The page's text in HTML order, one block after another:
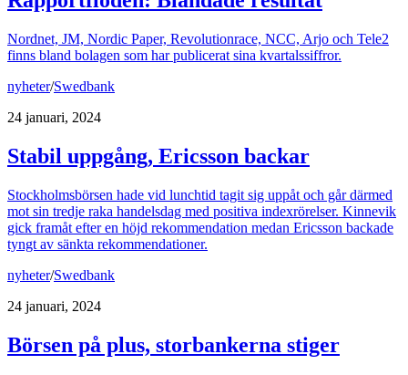
Nordnet, JM, Nordic Paper, Revolutionrace, NCC, Arjo och Tele2
finns bland bolagen som har publicerat sina kvartalssiffror.
nyheter/Swedbank
24 januari, 2024
Stabil uppgång, Ericsson backar
Stockholmsbörsen hade vid lunchtid tagit sig uppåt och går därmed
mot sin tredje raka handelsdag med positiva indexrörelser. Kinnevik
gick framåt efter en höjd rekommendation medan Ericsson backade
tyngt av sänkta rekommendationer.
nyheter/Swedbank
24 januari, 2024
Börsen på plus, storbankerna stiger